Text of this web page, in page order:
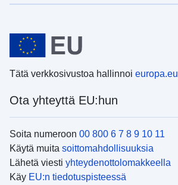
Tätä verkkosivustoa hallinnoi europa.eu
Ota yhteyttä EU:hun
Soita numeroon 00 800 6 7 8 9 10 11
Käytä muita soittomahdollisuuksia
Lähetä viesti yhteydenottolomakkeella
Käy EU:n tiedotuspisteessä